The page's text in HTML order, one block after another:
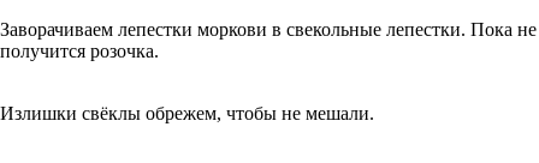
Заворачиваем лепестки моркови в свекольные лепестки. Пока не
получится розочка.
Излишки свёклы обрежем, чтобы не мешали.